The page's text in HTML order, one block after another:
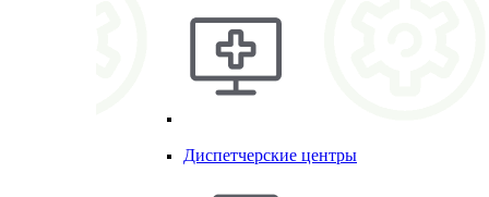
Диспетчерские центры